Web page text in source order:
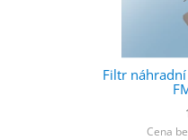
Filtr
Cena